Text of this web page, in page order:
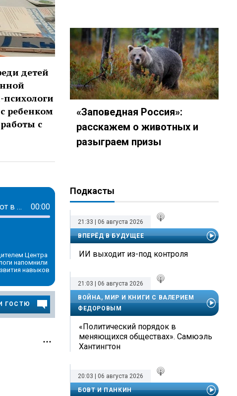
детей
ребенком
с
Анна Хоботова: помогаем детям и родителям понять, какие чувства толкают в виртуальный мир взамен реального 00:00
Центра
напомнили
навыков
ГОСТЮ
«Заповедная Россия»:
расскажем о животных и
разыграем призы
Подкасты
21:33 | 06 августа 2026
ВПЕРЁД В БУДУЩЕЕ
ИИ выходит из-под контроля
21:03 | 06 августа 2026
ВОЙНА, МИР И КНИГИ С ВАЛЕРИЕМ
ФЕДОРОВЫМ
«Политический порядок в
меняющихся обществах». Самюэль
Хантингтон
20:03 | 06 августа 2026
БОВТ И ПАНКИН